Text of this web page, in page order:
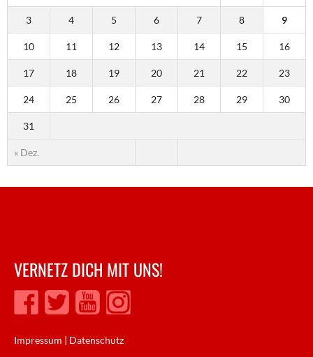
« Dez.
3 4 5 6 7 8 9
10 11 12 13 14 15 16
17 18 19 20 21 22 23
24 25 26 27 28 29 30
31
VERNETZ DICH MIT UNS!
Impressum | Datenschutz